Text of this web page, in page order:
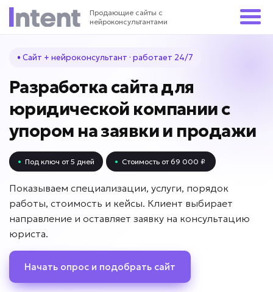
Продающие сайты с
нейроконсультантами
• Сайт + нейроконсультант · работает 24/7
Разработка сайта для
юридической компании с
упором на заявки и продажи
• Под ключ от 5 дней • Стоимость от 69 000 ₽
Показываем специализации, услуги, порядок
работы, стоимость и кейсы. Клиент выбирает
направление и оставляет заявку на консультацию
юриста.
Начать опрос и подобрать сайт